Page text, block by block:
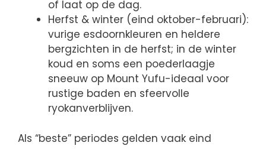
of laat op de dag.
Herfst & winter (eind oktober-februari):
vurige esdoornkleuren en heldere
bergzichten in de herfst; in de winter
koud en soms een poederlaagje
sneeuw op Mount Yufu-ideaal voor
rustige baden en sfeervolle
ryokanverblijven.
Als “beste” periodes gelden vaak eind